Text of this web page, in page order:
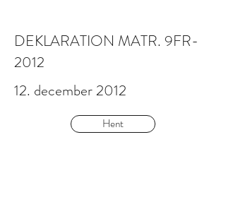
DEKLARATION MATR. 9FR-
2012
12. december 2012
Hent